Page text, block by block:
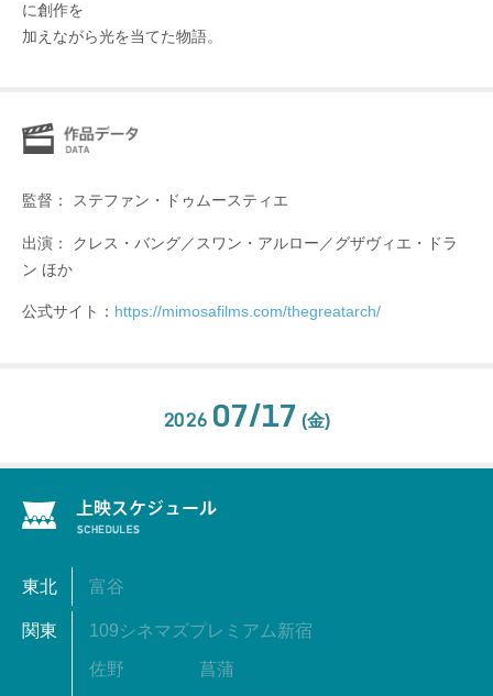
に創作を
加えながら光を当てた物語。
監督： ステファン・ドゥムースティエ
出演： クレス・バング／スワン・アルロー／グザヴィエ・ドラ
ン ほか
公式サイト： https://mimosafilms.com/thegreatarch/
2026 07/17 (金)
東北 富谷
関東 109シネマズプレミアム新宿
佐野 菖蒲